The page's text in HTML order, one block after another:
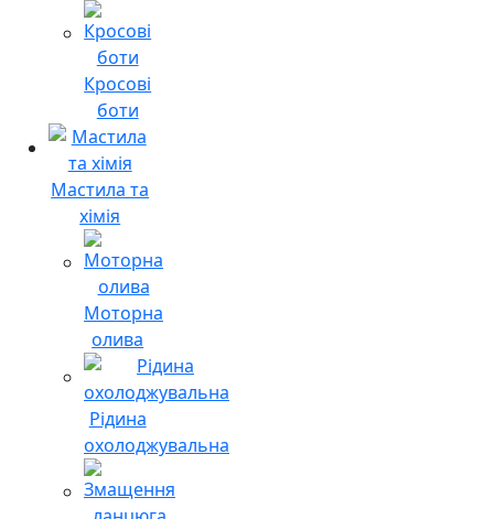
Кросові
боти
Мастила та
хімія
Моторна
олива
Рідина
охолоджувальна